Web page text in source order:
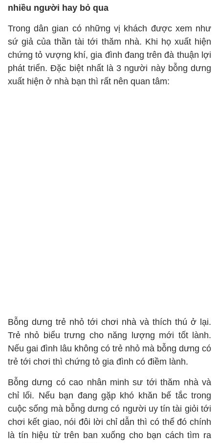
nhiều người hay bỏ qua
Trong dân gian có những vị khách được xem như
sứ giả của thần tài tới thăm nhà. Khi họ xuất hiện
chứng tỏ vượng khí, gia đình đang trên đà thuận lợi
phát triển. Đặc biệt nhất là 3 người này bỗng dưng
xuất hiện ở nhà bạn thì rất nên quan tâm:
Bỗng dưng trẻ nhỏ tới chơi nhà và thích thú ở lại.
Trẻ nhỏ biểu trưng cho năng lượng mới tốt lành.
Nếu gai đình lâu không có trẻ nhỏ mà bỗng dưng có
trẻ tới chơi thì chứng tỏ gia đình có điềm lành.
Bỗng dưng có cao nhân minh sư tới thăm nhà và
chỉ lối. Nếu bạn đang gặp khó khăn bế tắc trong
cuộc sống mà bỗng dưng có người uy tín tài giỏi tới
chơi kết giao, nói đôi lời chỉ dẫn thì có thể đó chính
là tín hiệu từ trên ban xuống cho bạn cách tìm ra